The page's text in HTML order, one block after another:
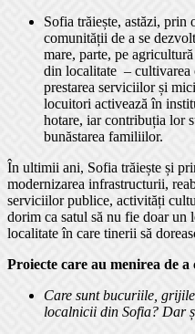
Sofia trăiește, astăzi,
comunității de a se
mare, parte, pe
din localitate – cultivarea
prestarea serviciilor și
locuitori activează în
hotare, iar contribuția lor
bunăstarea familiilor.
În ultimii ani, Sofia trăiește și
modernizarea infrastructurii,
serviciilor publice, activități
dorim ca satul să nu fie doar un
localitate în care tinerii să
Proiecte care au menirea de
Care sunt bucuriile,
localnicii din Sofia? Dar